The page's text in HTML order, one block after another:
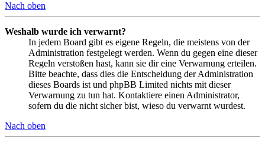
Nach oben
Weshalb wurde ich verwarnt?
In jedem Board gibt es eigene Regeln, die meistens von der
Administration festgelegt werden. Wenn du gegen eine dieser
Regeln verstoßen hast, kann sie dir eine Verwarnung erteilen.
Bitte beachte, dass dies die Entscheidung der Administration
dieses Boards ist und phpBB Limited nichts mit dieser
Verwarnung zu tun hat. Kontaktiere einen Administrator,
sofern du die nicht sicher bist, wieso du verwarnt wurdest.
Nach oben